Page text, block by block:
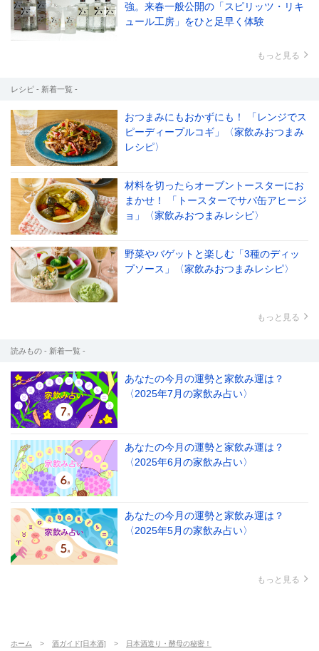
強。来春一般公開の「スピリッツ・リキ
ュール工房」をひと足早く体験
もっと見る
レシピ - 新着一覧 -
おつまみにもおかずにも！ 「レンジでス
ピーディープルコギ」〈家飲みおつまみ
レシピ〉
材料を切ったらオーブントースターにお
まかせ！ 「トースターでサバ缶アヒージ
ョ」〈家飲みおつまみレシピ〉
野菜やバゲットと楽しむ「3種のディッ
プソース」〈家飲みおつまみレシピ〉
もっと見る
読みもの - 新着一覧 -
あなたの今月の運勢と家飲み運は？
〈2025年7月の家飲み占い〉
あなたの今月の運勢と家飲み運は？
〈2025年6月の家飲み占い〉
あなたの今月の運勢と家飲み運は？
〈2025年5月の家飲み占い〉
もっと見る
ホーム 酒ガイド[日本酒] 日本酒造り・酵母の秘密！